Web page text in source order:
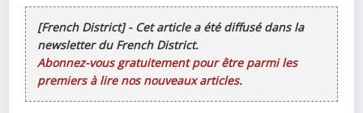
[French District] - Cet article a été diffusé dans la
newsletter du French District.
Abonnez-vous gratuitement pour être parmi les
premiers à lire nos nouveaux articles.